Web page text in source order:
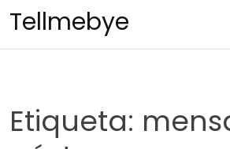
contenido
Tellmebye
Etiqueta: